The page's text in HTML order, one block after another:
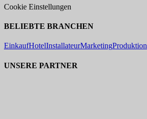
Cookie Einstellungen
BELIEBTE BRANCHEN
EinkaufHotelInstallateurMarketingProduktion
UNSERE PARTNER